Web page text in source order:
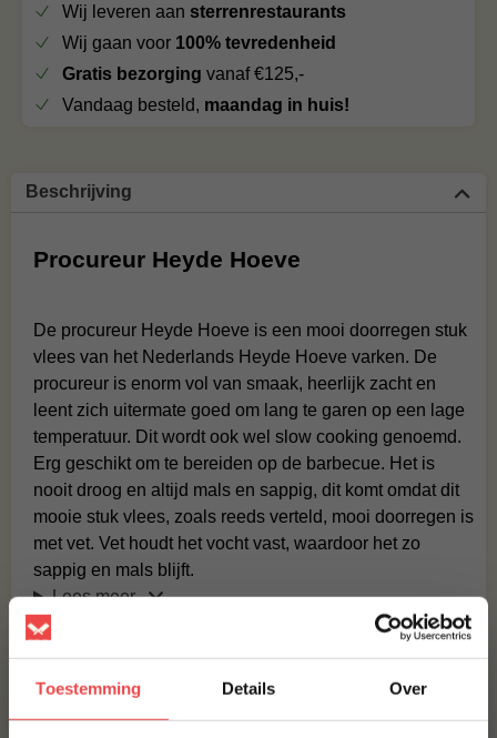
Toestemming Details Over
Wij leveren aan sterrenrestaurants
Wij gaan voor 100% tevredenheid
Gratis bezorging vanaf €125,-
Vandaag besteld, maandag in huis!
Beschrijving
Procureur Heyde Hoeve
De procureur Heyde Hoeve is een mooi doorregen stuk
vlees van het Nederlands Heyde Hoeve varken. De
procureur is enorm vol van smaak, heerlijk zacht en
leent zich uitermate goed om lang te garen op een lage
temperatuur. Dit wordt ook wel slow cooking genoemd.
Erg geschikt om te bereiden op de barbecue. Het is
nooit droog en altijd mals en sappig, dit komt omdat dit
mooie stuk vlees, zoals reeds verteld, mooi doorregen is
met vet. Vet houdt het vocht vast, waardoor het zo
sappig en mals blijft.
Lees meer
Recepten
Veelgestelde vragen
Productbeoordelingen